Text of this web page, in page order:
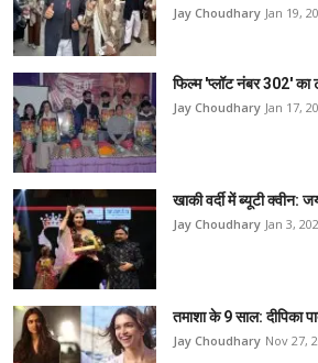
Jay Choudhary Jan 19,
फिल्म 'प्लॉट नंबर 302'
Jay Choudhary Jan 17,
खाकी वर्दी में ब्यूटी
Jay Choudhary Jan 3,
तमाशा के 9 साल: दीपिका
Jay Choudhary Nov 27,